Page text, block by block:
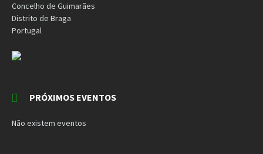
Concelho de Guimarães
Distrito de Braga
Portugal
PRÓXIMOS EVENTOS
Não existem eventos